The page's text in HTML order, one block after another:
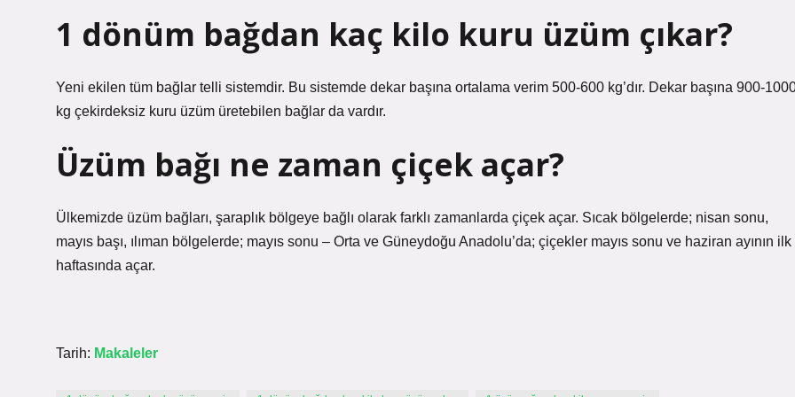
1 dönüm bağdan kaç kilo kuru üzüm çıkar?
Yeni ekilen tüm bağlar telli sistemdir. Bu sistemde dekar başına ortalama verim 500-600 kg’dır. Dekar başına 900-
kg çekirdeksiz kuru üzüm üretebilen bağlar da vardır.
Üzüm bağı ne zaman çiçek açar?
Ülkemizde üzüm bağları, şaraplık bölgeye bağlı olarak farklı zamanlarda çiçek açar. Sıcak bölgelerde; nisan sonu,
mayıs başı, ılıman bölgelerde; mayıs sonu – Orta ve Güneydoğu Anadolu’da; çiçekler mayıs sonu ve haziran ayının ilk
haftasında açar.
Tarih: Makaleler